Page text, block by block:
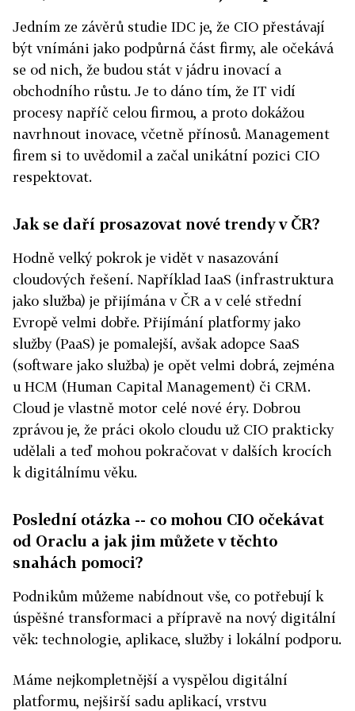
Jedním ze závěrů studie IDC je, že CIO přestávají
být vnímáni jako podpůrná část firmy, ale očekává
se od nich, že budou stát v jádru inovací a
obchodního růstu. Je to dáno tím, že IT vidí
procesy napříč celou firmou, a proto dokážou
navrhnout inovace, včetně přínosů. Management
firem si to uvědomil a začal unikátní pozici CIO
respektovat.
Jak se daří prosazovat nové trendy v ČR?
Hodně velký pokrok je vidět v nasazování
cloudových řešení. Například IaaS (infrastruktura
jako služba) je přijímána v ČR a v celé střední
Evropě velmi dobře. Přijímání platformy jako
služby (PaaS) je pomalejší, avšak adopce SaaS
(software jako služba) je opět velmi dobrá, zejména
u HCM (Human Capital Management) či CRM.
Cloud je vlastně motor celé nové éry. Dobrou
zprávou je, že práci okolo cloudu už CIO prakticky
udělali a teď mohou pokračovat v dalších krocích
k digitálnímu věku.
Poslední otázka -- co mohou CIO očekávat
od Oraclu a jak jim můžete v těchto
snahách pomoci?
Podnikům můžeme nabídnout vše, co potřebují k
úspěšné transformaci a přípravě na nový digitální
věk: technologie, aplikace, služby i lokální podporu.
Máme nejkompletnější a vyspělou digitální
platformu, nejširší sadu aplikací, vrstvu